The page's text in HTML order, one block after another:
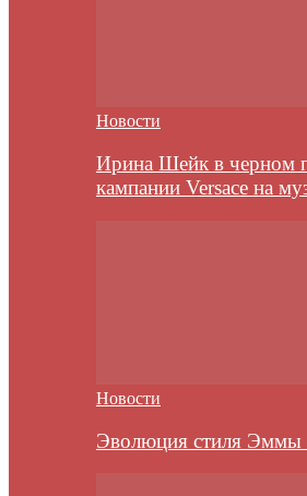
Новости
Ирина Шейк в черном
кампании Versace на
Новости
Эволюция стиля Эммы